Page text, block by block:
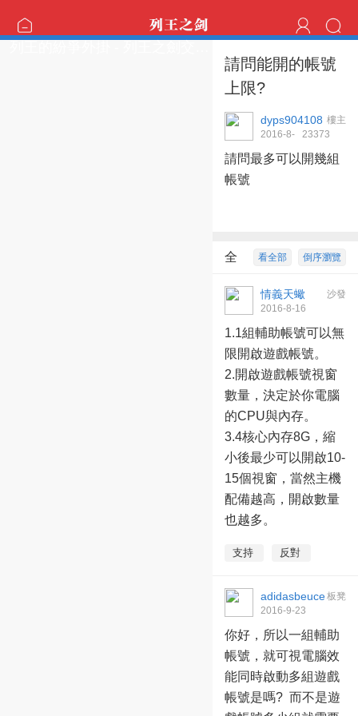
請問能開的帳號
上限?
樓主
dyps904108
23373
2016-8-
請問最多可以開幾組
帳號
倒序瀏覽
看全部
全
部回復 3 沙發
情義天蠍
2016-8-16
1.1組輔助帳號可以無
限開啟遊戲帳號。
2.開啟遊戲帳號視窗
數量，決定於你電腦
的CPU與內存。
3.4核心內存8G，縮
小後最少可以開啟10-
15個視窗，當然主機
配備越高，開啟數量
也越多。
支持 反對
板凳
adidasbeuce
2016-9-23
你好，所以一組輔助
帳號，就可視電腦效
能同時啟動多組遊戲
帳號是嗎? 而不是遊